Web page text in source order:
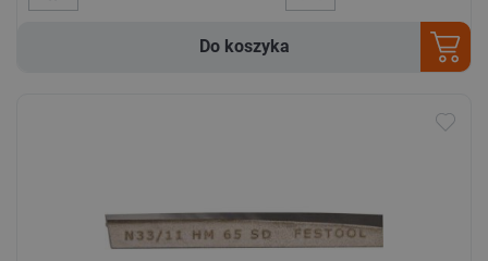
Do koszyka